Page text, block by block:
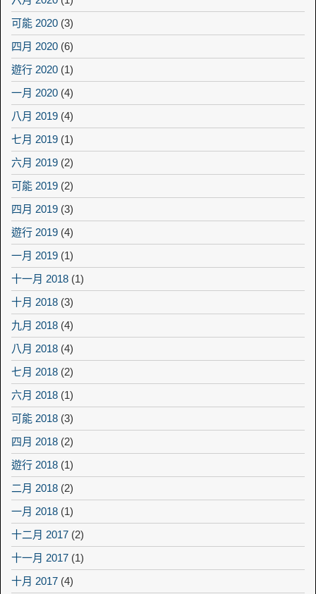
可能 2020 (3)
四月 2020 (6)
遊行 2020 (1)
一月 2020 (4)
八月 2019 (4)
七月 2019 (1)
六月 2019 (2)
可能 2019 (2)
四月 2019 (3)
遊行 2019 (4)
一月 2019 (1)
十一月 2018 (1)
十月 2018 (3)
九月 2018 (4)
八月 2018 (4)
七月 2018 (2)
六月 2018 (1)
可能 2018 (3)
四月 2018 (2)
遊行 2018 (1)
二月 2018 (2)
一月 2018 (1)
十二月 2017 (2)
十一月 2017 (1)
十月 2017 (4)